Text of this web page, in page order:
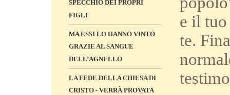
SPECCHIO DEI PROPRI
FIGLI
MA ESSI LO HANNO VINTO
GRAZIE AL SANGUE
DELL’AGNELLO
LA FEDE DELLA CHIESA DI
CRISTO - VERRÀ PROVATA
e il
te.